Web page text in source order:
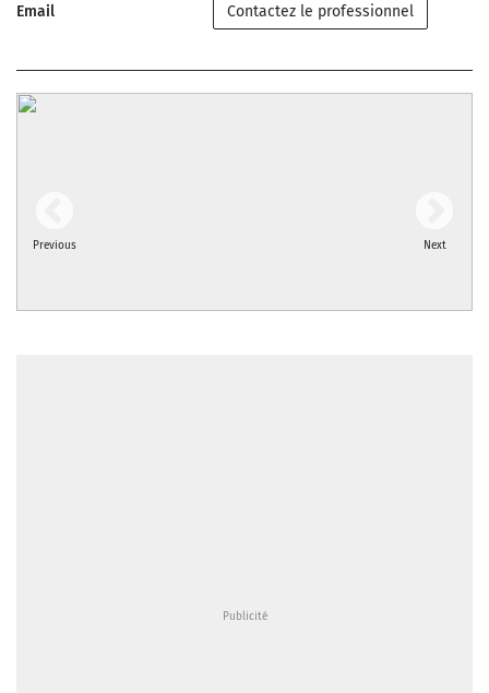
Email Contactez le professionnel
Previous Next